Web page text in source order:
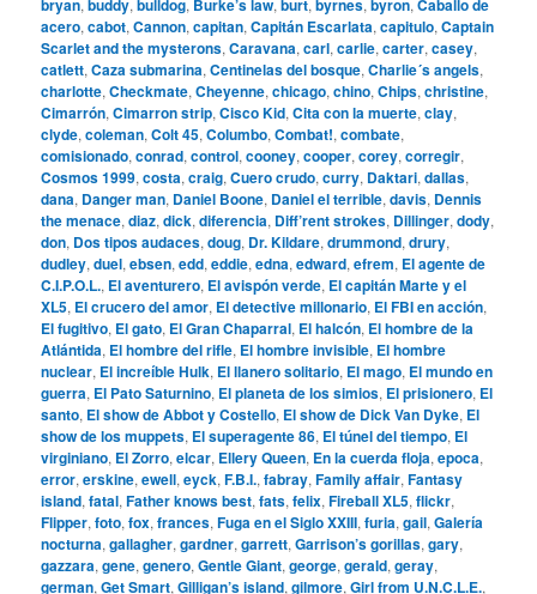
acero,cabot,Cannon,capitan,Capitán Escarlata,capitulo,Captain
Scarlet and the mysterons,Caravana,carl,carlie,carter,casey,
catlett,Caza submarina,Centinelas del bosque,Charlie´s angels,
charlotte,Checkmate,Cheyenne,chicago,chino,Chips,christine,
Cimarrón,Cimarron strip,Cisco Kid,Cita con la muerte,clay,
clyde,coleman,Colt 45,Columbo,Combat!,combate,
comisionado,conrad,control,cooney,cooper,corey,corregir,
Cosmos 1999,costa,craig,Cuero crudo,curry, Daktari,dallas,
dana, Danger man, Daniel Boone, Daniel el terrible,davis, Dennis
the menace,diaz,dick,diferencia, Diff’rent strokes, Dillinger,dody,
don, Dos tipos audaces,doug, Dr. Kildare,drummond,drury,
dudley,duel,ebsen,edd,eddie,edna,edward,efrem, El agente de
C.I.P.O.L., El aventurero, El avispón verde, El capitán Marte y el
XL5, El crucero del amor, El detective millonario, El FBI en acción,
El fugitivo, El gato, El Gran Chaparral, El halcón, El hombre de la
Atlántida, El hombre del rifle, El hombre invisible, El hombre
nuclear, El increíble Hulk, El llanero solitario, El mago, El mundo en
guerra, El Pato Saturnino, El planeta de los simios, El prisionero, El
santo, El show de Abbot y Costello, El show de Dick Van Dyke, El
show de los muppets, El superagente 86, El túnel del tiempo, El
virginiano, El Zorro,elcar, Ellery Queen, En la cuerda floja,epoca,
error,erskine,ewell,eyck,F.B.I.,fabray,Family affair,Fantasy
island,fatal,Father knows best,fats,felix,Fireball XL5,flickr,
Flipper,foto,fox,frances,Fuga en el Siglo XXIII,furia,gail,Galería
nocturna,gallagher,gardner,garrett,Garrison’s gorillas,gary,
gazzara,gene,genero,Gentle Giant,george,gerald,geray,
german,Get Smart,Gilligan’s island,gilmore,Girl from U.N.C.L.E.,